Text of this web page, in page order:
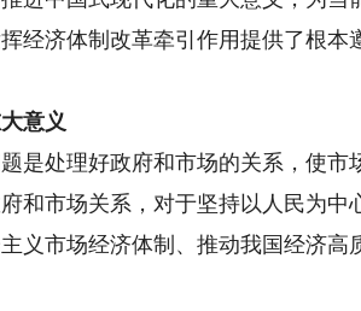
经济体制改革牵引作用提供了根本
意义
处理好政府和市场的关系，使市
和市场关系，对于坚持以人民为中
义市场经济体制、推动我国经济高